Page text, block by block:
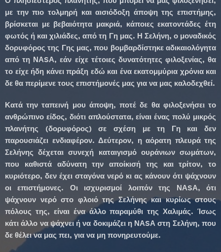
με την πιο τολμηρή και αισιόδοξη άποψη της επιστήμης,
βρίσκεται με βεβαιότητα μακριά, κάποιες εκατοντάδες έτη
φωτός ή και χιλιάδες, από τη Γη μας. Η Σελήνη, ο μοναδικός
δορυφόρος της Γης μας, που βομβαρδίστηκε αδικαιολόγητα
από τη ΝΑSΑ, εάν είχε τέτοιες δυνατότητες φιλοξενίας, θα
το είχε ήδη κάνει πράξη εδώ και ένα εκατομμύρια χρόνια και
δε θα περίμενε τους επιστήμονές μας για να μας καλοδεχθεί.
Κατά την ταπεινή μου άποψη, ποτέ δε θα φιλοξενήσει το
ανθρώπινο είδος, διότι απλούστατα, είναι ένας πολύ μικρός
πλανήτης (δορυφόρος) σε σχέση με τη Γη και δεν
παρουσιάζει ενδιαφέρον. Δεύτερον, η αόρατη πλευρά της
Σελήνης δέχεται συνεχή καταιγισμό ουράνιων σωμάτων,
που καθιστά αδύνατη την αποίκισή της και τρίτον, το
κυριότερο, δεν έχει σταγόνα νερό κι ας κάνουν ότι ψάχνουν
οι επιστήμονες. Οι ισχυρισμοί λοιπόν της ΝΑSΑ, ότι
ψάχνουν νερό στο φλοιό της Σελήνης και κυρίως στους
πόλους της, είναι ένα άλλο παραμύθι της Χαλιμάς. Ίσως
κάτι άλλο να ψάχνει ή να δοκιμάζει η ΝΑSΑ στη Σελήνη, που
δε θέλει να μας πει, για να μη πονηρευτούμε.